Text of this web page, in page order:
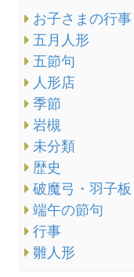
お子さまの行事
五月人形
五節句
人形店
季節
岩槻
未分類
歴史
破魔弓・羽子板
端午の節句
行事
雛人形